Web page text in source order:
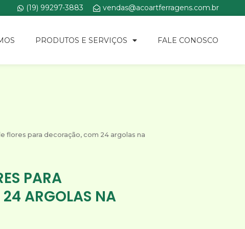
(19) 99297-3883 vendas@acoartferragens.com.br
PRODUTOS E SERVIÇOS FALE CONOSCO
flores para decoração, com 24 argolas na
PARA
ARGOLAS NA